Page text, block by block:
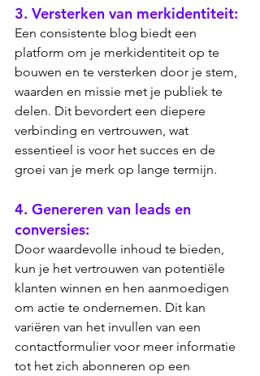
3. Versterken van merkidentiteit:
Een consistente blog biedt een
platform om je merkidentiteit op te
bouwen en te versterken door je stem,
waarden en missie met je publiek te
delen. Dit bevordert een diepere
verbinding en vertrouwen, wat
essentieel is voor het succes en de
groei van je merk op lange termijn.
4. Genereren van leads en
conversies:
Door waardevolle inhoud te bieden,
kun je het vertrouwen van potentiële
klanten winnen en hen aanmoedigen
om actie te ondernemen. Dit kan
variëren van het invullen van een
contactformulier voor meer informatie
tot het zich abonneren op een